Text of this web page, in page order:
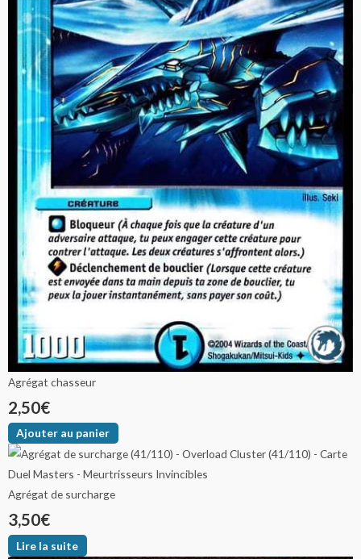
Agrégat chasseur
2,50€
Ajouter au panier
Agrégat de surcharge
3,50€
Lire la suite